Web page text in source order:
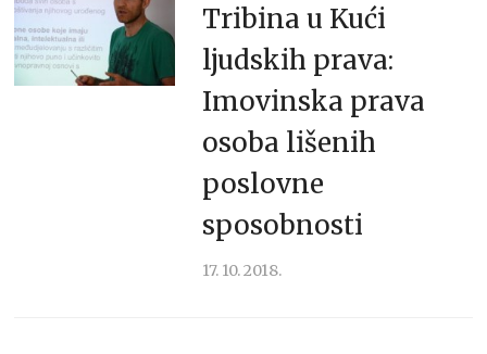
Tribina u Kući
ljudskih prava:
Imovinska prava
osoba lišenih
poslovne
sposobnosti
17. 10. 2018.